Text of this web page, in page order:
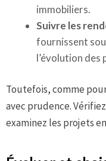
immobiliers.
Suivre les
fournissent
l’évolution des
Toutefois, comme
avec prudence.
examinez les projets